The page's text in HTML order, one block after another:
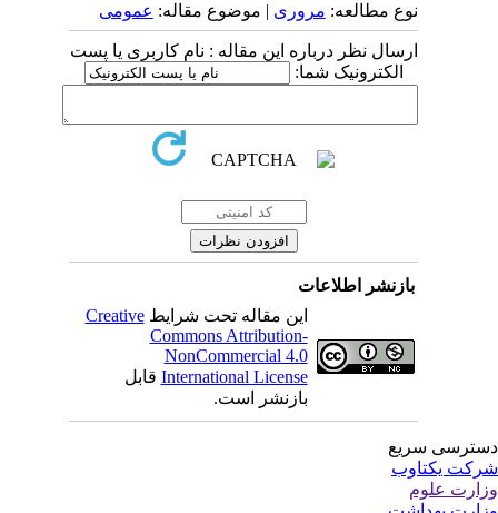
نوع مطالعه:مروری| موضوع مقاله:عمومى
ارسال نظر درباره این مقاله : نام کاربری یا پست
الکترونیک شما:
بازنشر اطلاعات
این مقاله تحت شرایطCreative
Commons Attribution-
NonCommercial 4.0
International Licenseقابل
بازنشر است.
سریع
یکتاوب
علوم